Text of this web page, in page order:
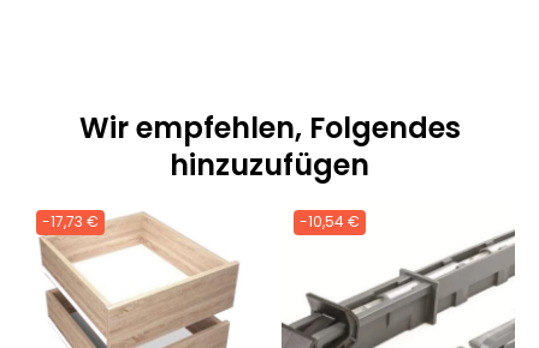
Wir empfehlen, Folgendes
hinzuzufügen
-17,73 € -10,54 €